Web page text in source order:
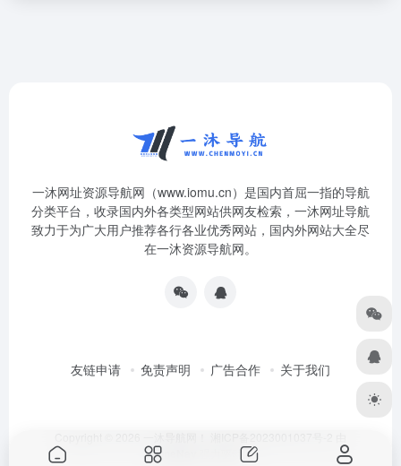
一沐网址资源导航网（www.iomu.cn）是国内首屈一指的导航
分类平台，收录国内外各类型网站供网友检索，一沐网址导航
致力于为广大用户推荐各行各业优秀网站，国内外网站大全尽
在一沐资源导航网。
友链申请 免责声明 广告合作 关于我们
OneNav 强力驱动